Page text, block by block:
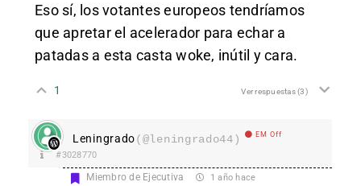
Eso sí, los votantes europeos tendríamos
que apretar el acelerador para echar a
patadas a esta casta woke, inútil y cara.
1 Ver respuestas(3)
Leningrado(@leningrado44) EM Off
#3028770
Miembro de Ejecutiva 1 año hace